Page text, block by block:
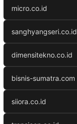
micro.co.id
sanghyangseri.co.id
dimensitekno.co.id
bisnis-sumatra.com
siiora.co.id